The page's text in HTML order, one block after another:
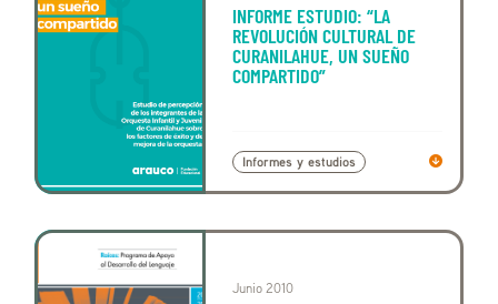
INFORME ESTUDIO: “LA
REVOLUCIÓN CULTURAL DE
CURANILAHUE, UN SUEÑO
COMPARTIDO”
Informes y estudios
Junio 2010